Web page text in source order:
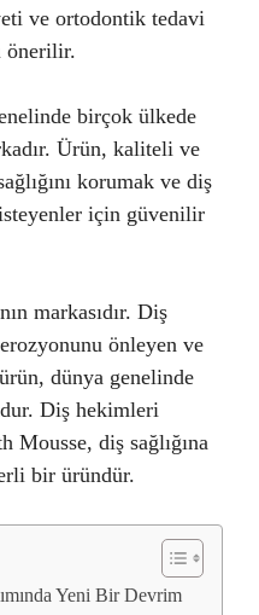
ve ortodontik tedavi
önerilir.
birçok ülkede
Ürün, kaliteli ve
korumak ve diş
için güvenilir
markasıdır. Diş
önleyen ve
dünya genelinde
Diş hekimleri
Mousse, diş sağlığına
bir üründür.
Yeni Bir Devrim